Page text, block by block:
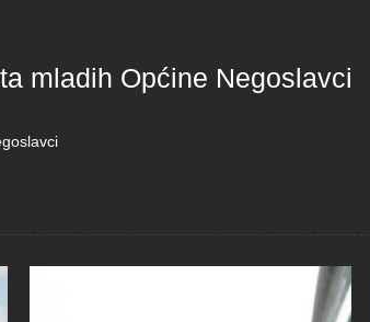
mladih Općine Negoslavci